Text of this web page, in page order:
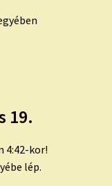
19.
4:42-kor!
lép.